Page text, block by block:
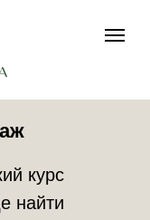
курс
найти